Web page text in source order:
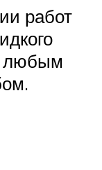
работ
любым